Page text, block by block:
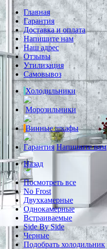
Главная
Гарантия
Доставка и оплата
Напишите нам
Наш адрес
Отзывы
Утилизация
Самовывоз
Холодильники
Морозильники
Винные шкафы
Гарантия Напишите нам
Назад
Посмотреть все
No Frost
Двухкамерные
Однокамерные
Встраиваемые
Side By Side
Черные
Подобрать холодильник